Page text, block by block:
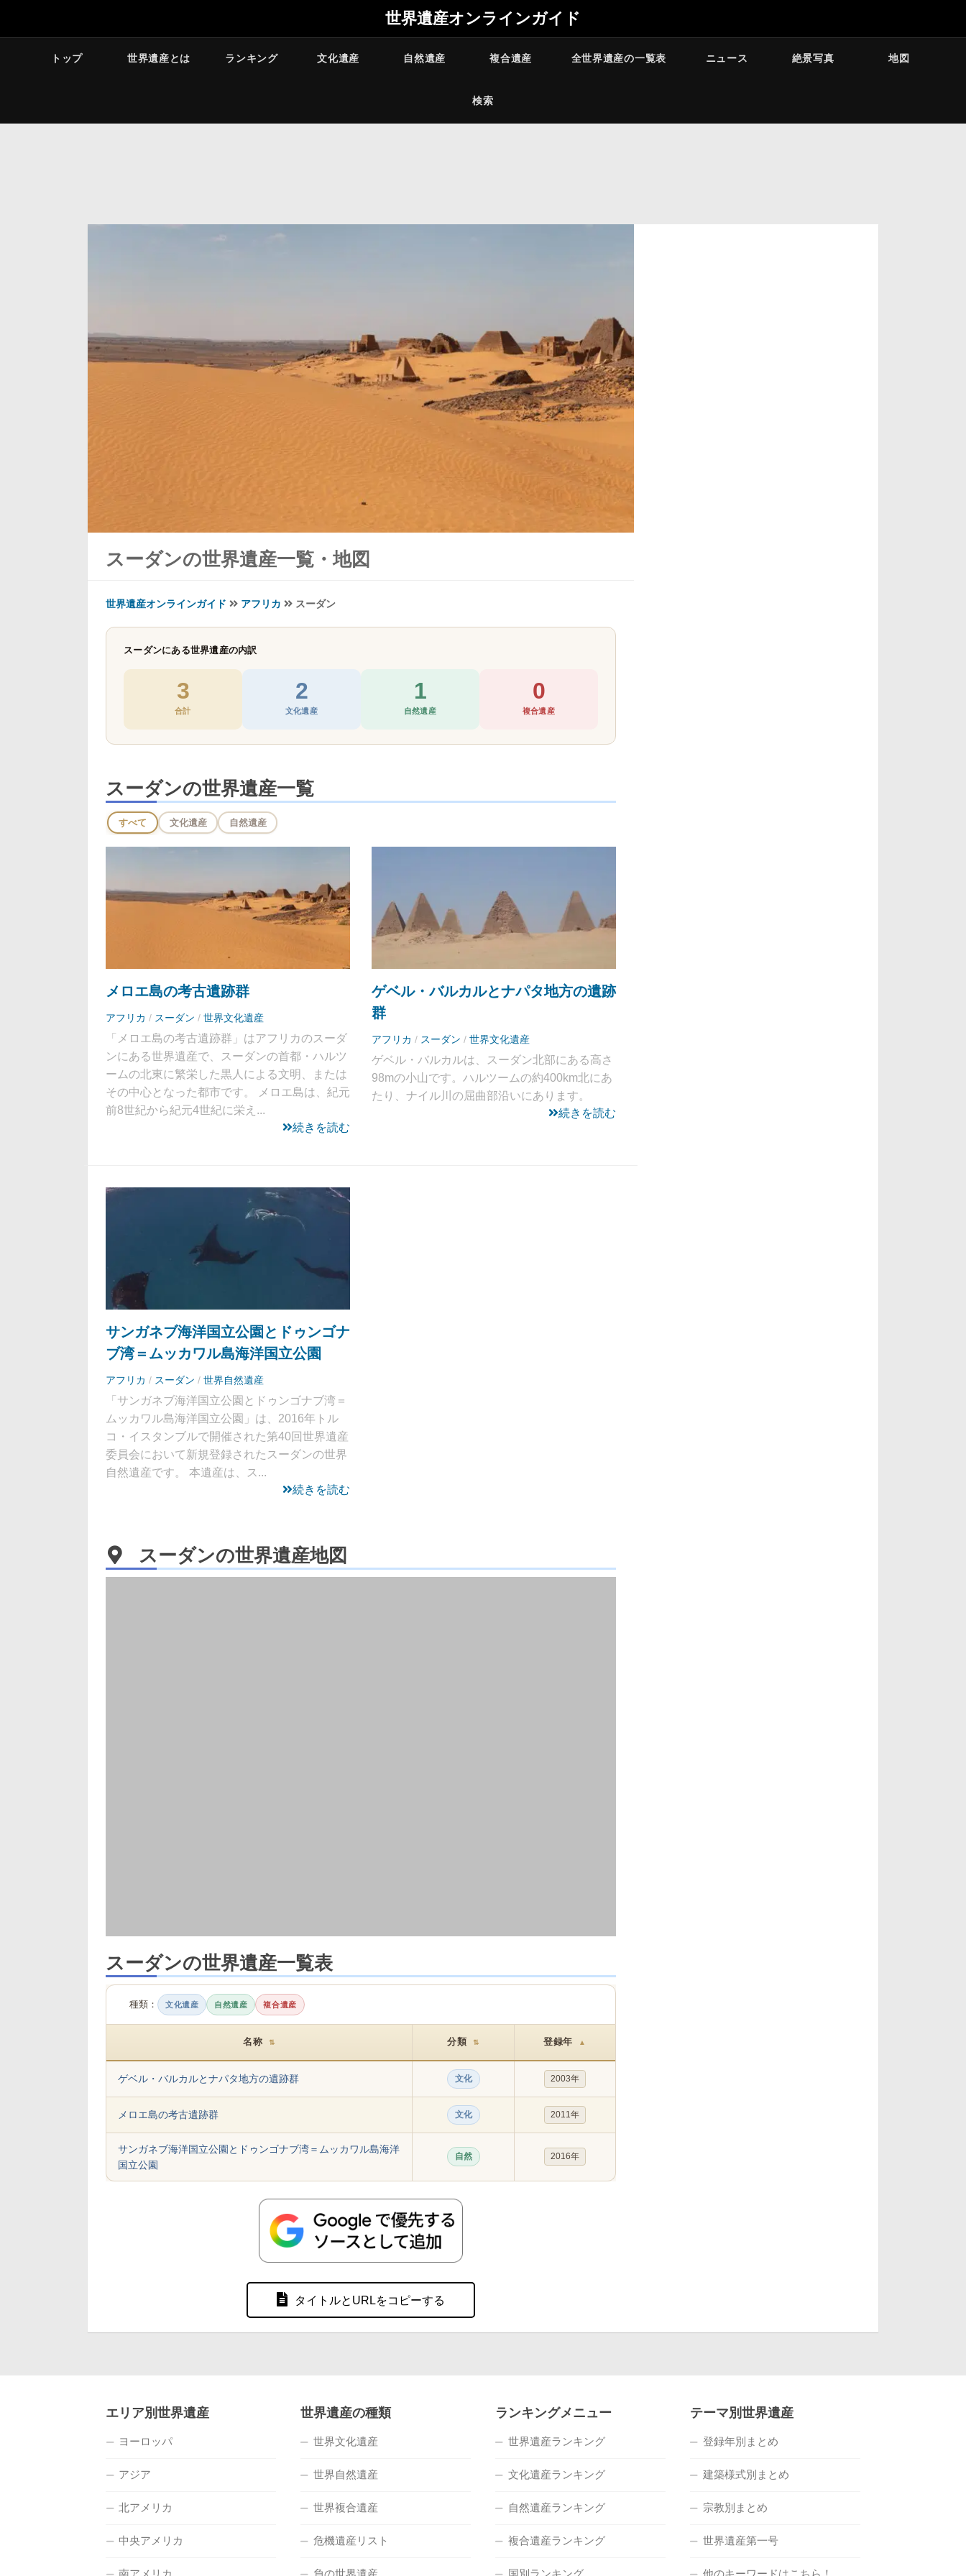
世界遺産オンラインガイド
トップ 世界遺産とは ランキング 文化遺産 自然遺産 複合遺産 全世界遺産の一覧表 ニュース 絶景写真 地図
検索
スーダンの世界遺産一覧・地図
世界遺産オンラインガイド アフリカ スーダン
スーダンにある世界遺産の内訳
3
合計
2
文化遺産
1
自然遺産
0
複合遺産
スーダンの世界遺産一覧
すべて 文化遺産 自然遺産
メロエ島の考古遺跡群
アフリカ / スーダン / 世界文化遺産
「メロエ島の考古遺跡群」はアフリカのスーダ
ンにある世界遺産で、スーダンの首都・ハルツ
ームの北東に繁栄した黒人による文明、または
その中心となった都市です。 メロエ島は、紀元
前8世紀から紀元4世紀に栄え...
続きを読む
ゲベル・バルカルとナパタ地方の遺跡
群
アフリカ / スーダン / 世界文化遺産
ゲベル・バルカルは、スーダン北部にある高さ
98mの小山です。ハルツームの約400km北にあ
たり、ナイル川の屈曲部沿いにあります。
続きを読む
サンガネブ海洋国立公園とドゥンゴナ
ブ湾＝ムッカワル島海洋国立公園
アフリカ / スーダン / 世界自然遺産
「サンガネブ海洋国立公園とドゥンゴナブ湾＝
ムッカワル島海洋国立公園」は、2016年トル
コ・イスタンブルで開催された第40回世界遺産
委員会において新規登録されたスーダンの世界
自然遺産です。 本遺産は、ス...
続きを読む
スーダンの世界遺産地図
スーダンの世界遺産一覧表
種類： 文化遺産 自然遺産 複合遺産
名称 ⇅ 分類 ⇅ 登録年 ▲
ゲベル・バルカルとナパタ地方の遺跡群 文化 2003年
メロエ島の考古遺跡群 文化 2011年
サンガネブ海洋国立公園とドゥンゴナブ湾＝ムッカワル島海洋
国立公園
自然 2016年
タイトルとURLをコピーする
エリア別世界遺産
ヨーロッパ
アジア
北アメリカ
中央アメリカ
世界遺産の種類
世界文化遺産
世界自然遺産
世界複合遺産
危機遺産リスト
ランキングメニュー
世界遺産ランキング
文化遺産ランキング
自然遺産ランキング
複合遺産ランキング
テーマ別世界遺産
登録年別まとめ
建築様式別まとめ
宗教別まとめ
世界遺産第一号